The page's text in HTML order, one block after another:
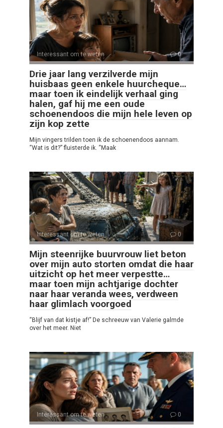
Interessant om te weten 0
Drie jaar lang verzilverde mijn
huisbaas geen enkele huurcheque…
maar toen ik eindelijk verhaal ging
halen, gaf hij me een oude
schoenendoos die mijn hele leven op
zijn kop zette
Mijn vingers trilden toen ik de schoenendoos aannam.
“Wat is dit?” fluisterde ik. “Maak
Interessant om te weten 0
Mijn steenrijke buurvrouw liet beton
over mijn auto storten omdat die haar
uitzicht op het meer verpestte…
maar toen mijn achtjarige dochter
naar haar veranda wees, verdween
haar glimlach voorgoed
“Blijf van dat kistje af!” De schreeuw van Valerie galmde
over het meer. Niet
Interessant om te weten 0